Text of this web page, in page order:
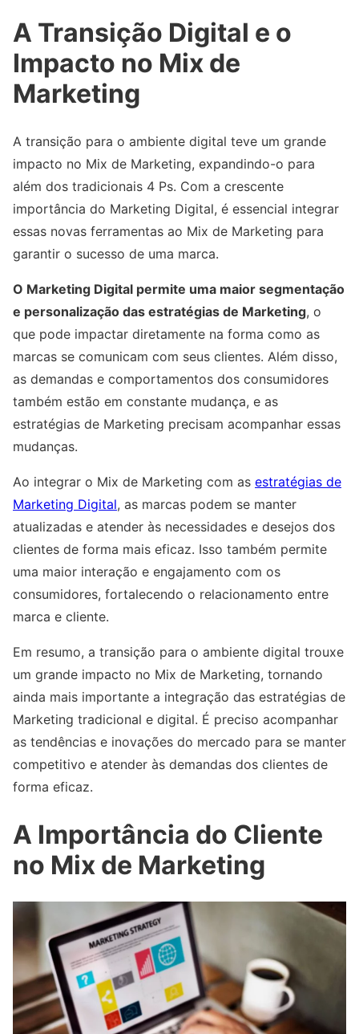
A Transição Digital e o
Impacto no Mix de
Marketing
A transição para o ambiente digital teve um grande
impacto no Mix de Marketing, expandindo-o para
além dos tradicionais 4 Ps. Com a crescente
importância do Marketing Digital, é essencial integrar
essas novas ferramentas ao Mix de Marketing para
garantir o sucesso de uma marca.
O Marketing Digital permite uma maior segmentação
e personalização das estratégias de Marketing, o
que pode impactar diretamente na forma como as
marcas se comunicam com seus clientes. Além disso,
as demandas e comportamentos dos consumidores
também estão em constante mudança, e as
estratégias de Marketing precisam acompanhar essas
mudanças.
Ao integrar o Mix de Marketing com as estratégias de
Marketing Digital, as marcas podem se manter
atualizadas e atender às necessidades e desejos dos
clientes de forma mais eficaz. Isso também permite
uma maior interação e engajamento com os
consumidores, fortalecendo o relacionamento entre
marca e cliente.
Em resumo, a transição para o ambiente digital trouxe
um grande impacto no Mix de Marketing, tornando
ainda mais importante a integração das estratégias de
Marketing tradicional e digital. É preciso acompanhar
as tendências e inovações do mercado para se manter
competitivo e atender às demandas dos clientes de
forma eficaz.
A Importância do Cliente
no Mix de Marketing